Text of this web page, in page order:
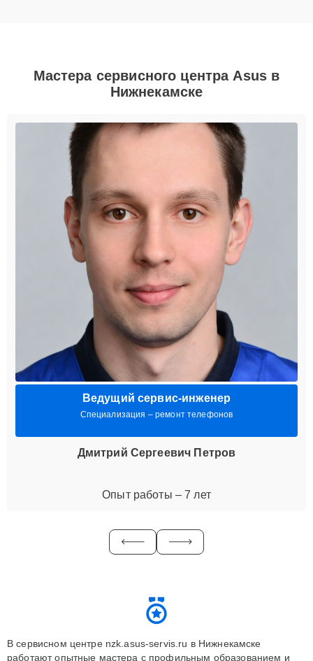
Мастера сервисного центра Asus в
Нижнекамске
Ведущий сервис-инженер
Специализация – ремонт телефонов
Дмитрий Сергеевич Петров
Опыт работы – 7 лет
В сервисном центре nzk.asus-servis.ru в Нижнекамске
работают опытные мастера с профильным образованием и